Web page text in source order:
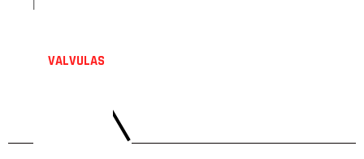
VALVULAS